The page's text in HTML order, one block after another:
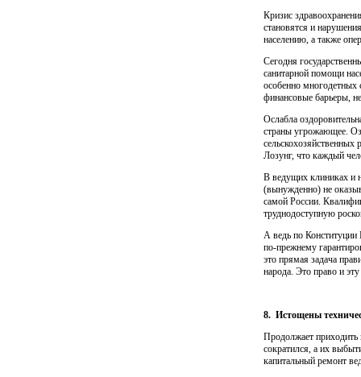
Кризис
становятся и
населению, а также
Сегодня
санитарной помощи
особенно многодетных
финансовые барьеры,
Ослабла
страны угрожающее.
Лозунг, что каждый
В ведущих клиниках и
(вынужденно) не
самой России.
труднодоступную
А ведь по Конституции
по-прежнему
это прямая задача
народа. Это право и
8. Истощены
Продолжает приходить
сократился, а их
капитальный ремонт